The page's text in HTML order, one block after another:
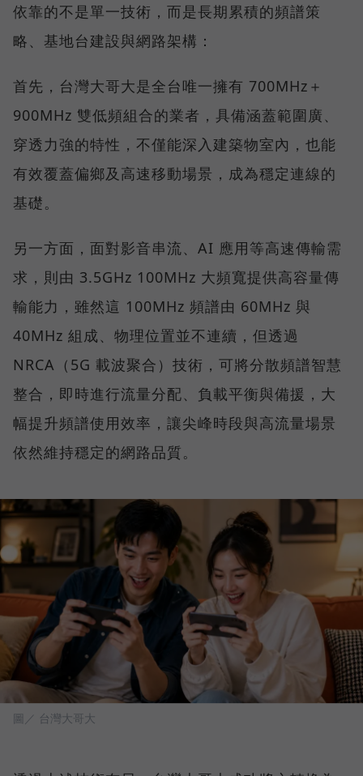
依靠的不是單一技術，而是長期累積的頻譜策
略、基地台建設與網路架構：
首先，台灣大哥大是全台唯一擁有 700MHz＋
900MHz 雙低頻組合的業者，具備涵蓋範圍廣、
穿透力強的特性，不僅能深入建築物室內，也能
有效覆蓋偏鄉及高速移動場景，成為穩定連線的
基礎。
另一方面，面對影音串流、AI 應用等高速傳輸需
求，則由 3.5GHz 100MHz 大頻寬提供高容量傳
輸能力，雖然這 100MHz 頻譜由 60MHz 與
40MHz 組成、物理位置並不連續，但透過
NRCA（5G 載波聚合）技術，可將分散頻譜智慧
整合，即時進行流量分配、負載平衡與備援，大
幅提升頻譜使用效率，讓尖峰時段與高流量場景
依然維持穩定的網路品質。
圖／ 台灣大哥大